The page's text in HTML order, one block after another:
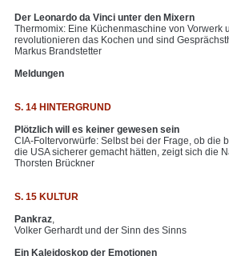
Der Leonardo da Vinci unter den Mixern
Thermomix: Eine Küchenmaschine von Vorwerk
revolutionieren das Kochen und sind
Markus Brandstetter
Meldungen
S. 14 HINTERGRUND
Plötzlich will es keiner gewesen sein
CIA-Foltervorwürfe: Selbst bei der Frage, ob die
die USA sicherer gemacht hätten, zeigt sich die
Thorsten Brückner
S. 15 KULTUR
Pankraz,
Volker Gerhardt und der Sinn des Sinns
Ein Kaleidoskop der Emotionen